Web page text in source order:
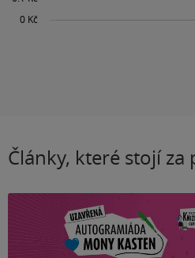
Články, které stojí